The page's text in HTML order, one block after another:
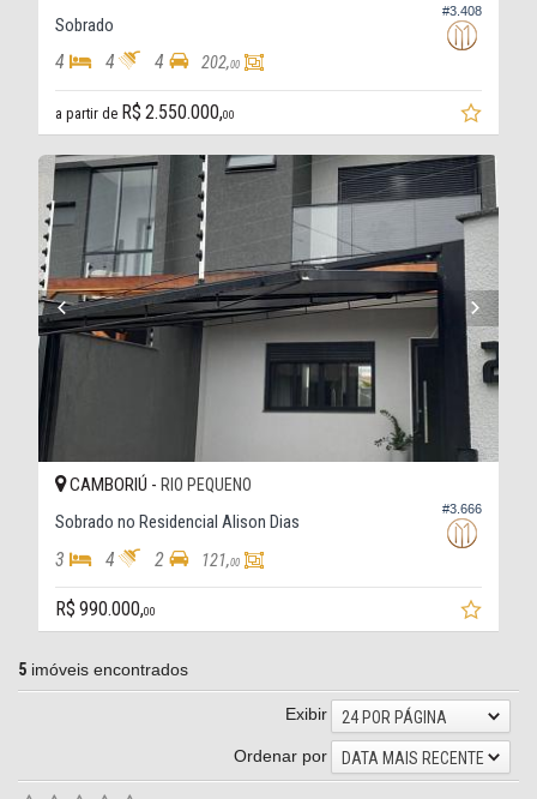
#3.408
Sobrado
4 4 4 202,00
a partir de R$ 2.550.000,00
#3.666
CAMBORIÚ - RIO PEQUENO
Sobrado no Residencial Alison Dias
3 4 2 121,00
R$ 990.000,00
5 imóveis encontrados
Exibir
24 POR PÁGINA
Ordenar por
DATA MAIS RECENTE